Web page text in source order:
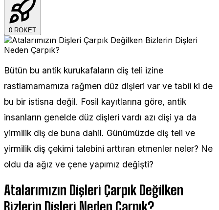
0 ROKET
Bütün bu antik kurukafaların diş teli izine
rastlamamamıza rağmen düz dişleri var ve tabii ki de
bu bir istisna değil. Fosil kayıtlarına göre, antik
insanların genelde düz dişleri vardı azı dişi ya da
yirmilik diş de buna dahil. Günümüzde diş teli ve
yirmilik diş çekimi talebini arttıran etmenler neler? Ne
oldu da ağız ve çene yapımız değişti?
Atalarımızın Dişleri Çarpık Değilken
Bizlerin Dişleri Neden Çarpık?